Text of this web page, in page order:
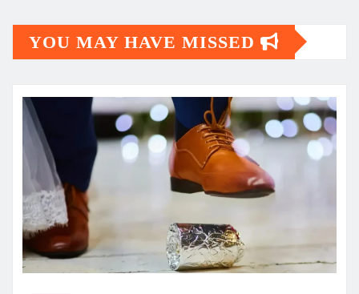
YOU MAY HAVE MISSED